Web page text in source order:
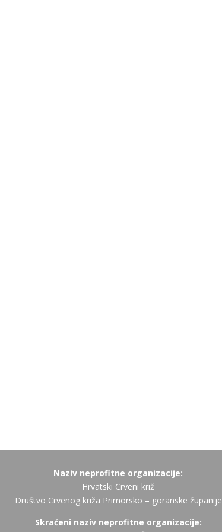
Naziv neprofitne organizacije:
Hrvatski Crveni križ
Društvo Crvenog križa Primorsko – goranske županije
Skraćeni naziv neprofitne organizacije: